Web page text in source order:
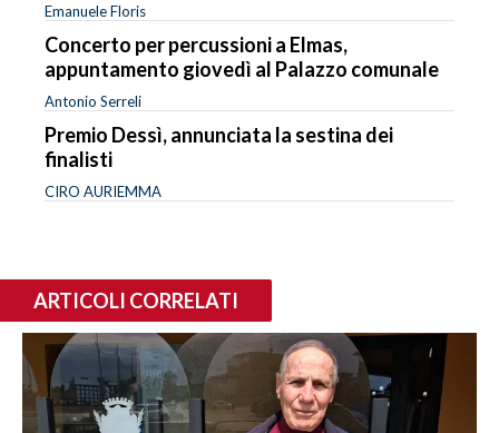
Emanuele Floris
Concerto per percussioni a Elmas,
appuntamento giovedì al Palazzo comunale
Antonio Serreli
Premio Dessì, annunciata la sestina dei
finalisti
CIRO AURIEMMA
ARTICOLI CORRELATI